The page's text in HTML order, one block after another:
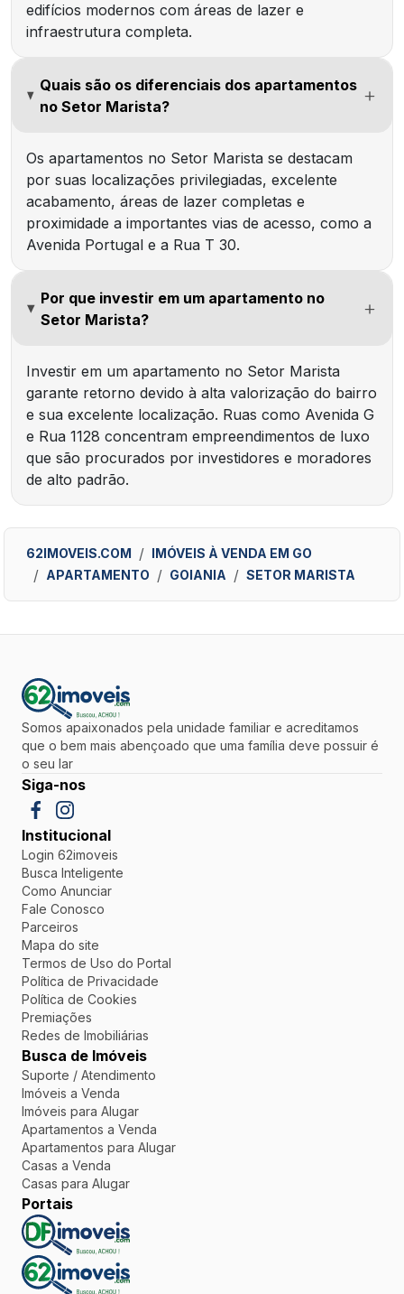
edifícios modernos com áreas de lazer e
infraestrutura completa.
Quais são os diferenciais dos apartamentos
no Setor Marista?
Os apartamentos no Setor Marista se destacam
por suas localizações privilegiadas, excelente
acabamento, áreas de lazer completas e
proximidade a importantes vias de acesso, como a
Avenida Portugal e a Rua T 30.
Por que investir em um apartamento no
Setor Marista?
Investir em um apartamento no Setor Marista
garante retorno devido à alta valorização do bairro
e sua excelente localização. Ruas como Avenida G
e Rua 1128 concentram empreendimentos de luxo
que são procurados por investidores e moradores
de alto padrão.
62IMOVEIS.COM
IMÓVEIS À VENDA EM GO
APARTAMENTO
GOIANIA SETOR MARISTA
Somos apaixonados pela unidade familiar e acreditamos
que o bem mais abençoado que uma família deve possuir é
o seu lar
Siga-nos
Institucional
Login 62imoveis
Busca Inteligente
Como Anunciar
Fale Conosco
Parceiros
Mapa do site
Termos de Uso do Portal
Política de Privacidade
Política de Cookies
Premiações
Redes de Imobiliárias
Busca de Imóveis
Suporte / Atendimento
Imóveis a Venda
Imóveis para Alugar
Apartamentos a Venda
Apartamentos para Alugar
Casas a Venda
Casas para Alugar
Portais